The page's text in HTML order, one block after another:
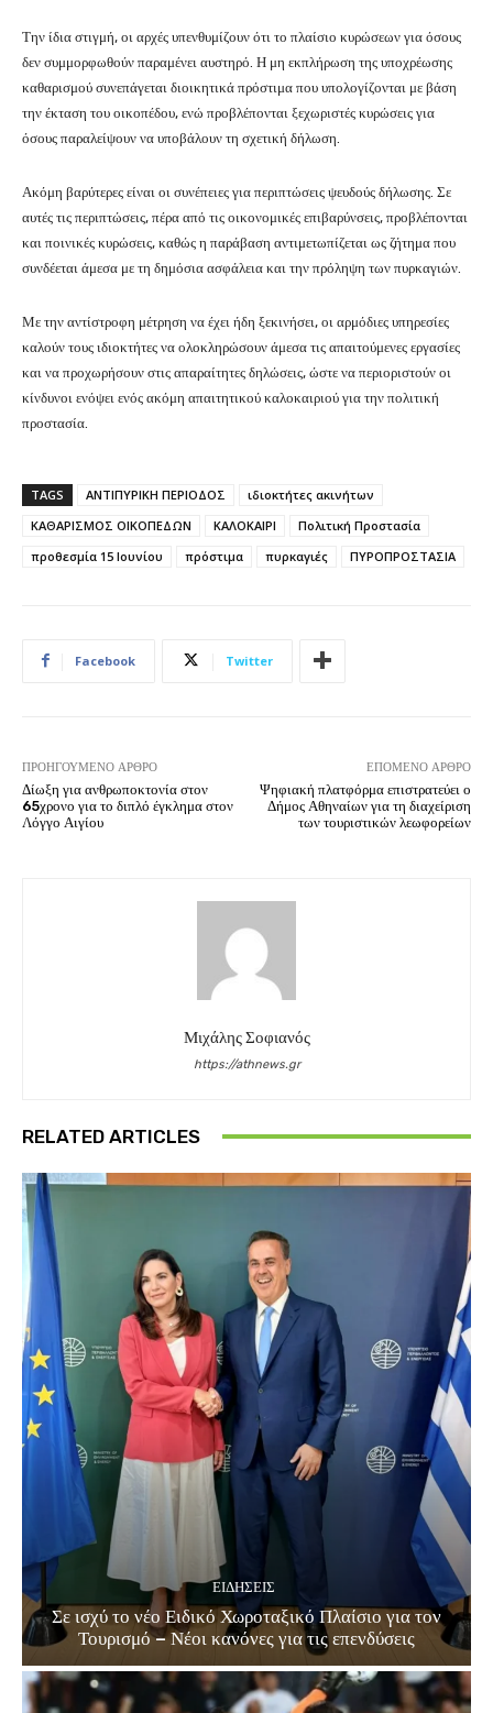
Την ίδια στιγμή, οι αρχές υπενθυμίζουν ότι το πλαίσιο κυρώσεων για όσους
δεν συμμορφωθούν παραμένει αυστηρό. Η μη εκπλήρωση της υποχρέωσης
καθαρισμού συνεπάγεται διοικητικά πρόστιμα που υπολογίζονται με βάση
την έκταση του οικοπέδου, ενώ προβλέπονται ξεχωριστές κυρώσεις για
όσους παραλείψουν να υποβάλουν τη σχετική δήλωση.
Ακόμη βαρύτερες είναι οι συνέπειες για περιπτώσεις ψευδούς δήλωσης. Σε
αυτές τις περιπτώσεις, πέρα από τις οικονομικές επιβαρύνσεις, προβλέπονται
και ποινικές κυρώσεις, καθώς η παράβαση αντιμετωπίζεται ως ζήτημα που
συνδέεται άμεσα με τη δημόσια ασφάλεια και την πρόληψη των πυρκαγιών.
Με την αντίστροφη μέτρηση να έχει ήδη ξεκινήσει, οι αρμόδιες υπηρεσίες
καλούν τους ιδιοκτήτες να ολοκληρώσουν άμεσα τις απαιτούμενες εργασίες
και να προχωρήσουν στις απαραίτητες δηλώσεις, ώστε να περιοριστούν οι
κίνδυνοι ενόψει ενός ακόμη απαιτητικού καλοκαιριού για την πολιτική
προστασία.
TAGS ΑΝΤΙΠΥΡΙΚΗ ΠΕΡΙΟΔΟΣ
ιδιοκτήτες ακινήτων
ΚΑΘΑΡΙΣΜΟΣ ΟΙΚΟΠΕΔΩΝ
ΚΑΛΟΚΑΙΡΙ
Πολιτική Προστασία
προθεσμία 15 Ιουνίου
πρόστιμα πυρκαγιές ΠΥΡΟΠΡΟΣΤΑΣΙΑ
Facebook Twitter
ΠΡΟΗΓΟΎΜΕΝΟ ΆΡΘΡΟ
Δίωξη για ανθρωποκτονία στον
65χρονο για το διπλό έγκλημα στον
Λόγγο Αιγίου
ΕΠΌΜΕΝΟ ΆΡΘΡΟ
Ψηφιακή πλατφόρμα επιστρατεύει ο
Δήμος Αθηναίων για τη διαχείριση
των τουριστικών λεωφορείων
Μιχάλης Σοφιανός
https://athnews.gr
RELATED ARTICLES
ΕΙΔΗΣΕΙΣ
Σε ισχύ το νέο Ειδικό Χωροταξικό Πλαίσιο για τον
Τουρισμό – Νέοι κανόνες για τις επενδύσεις